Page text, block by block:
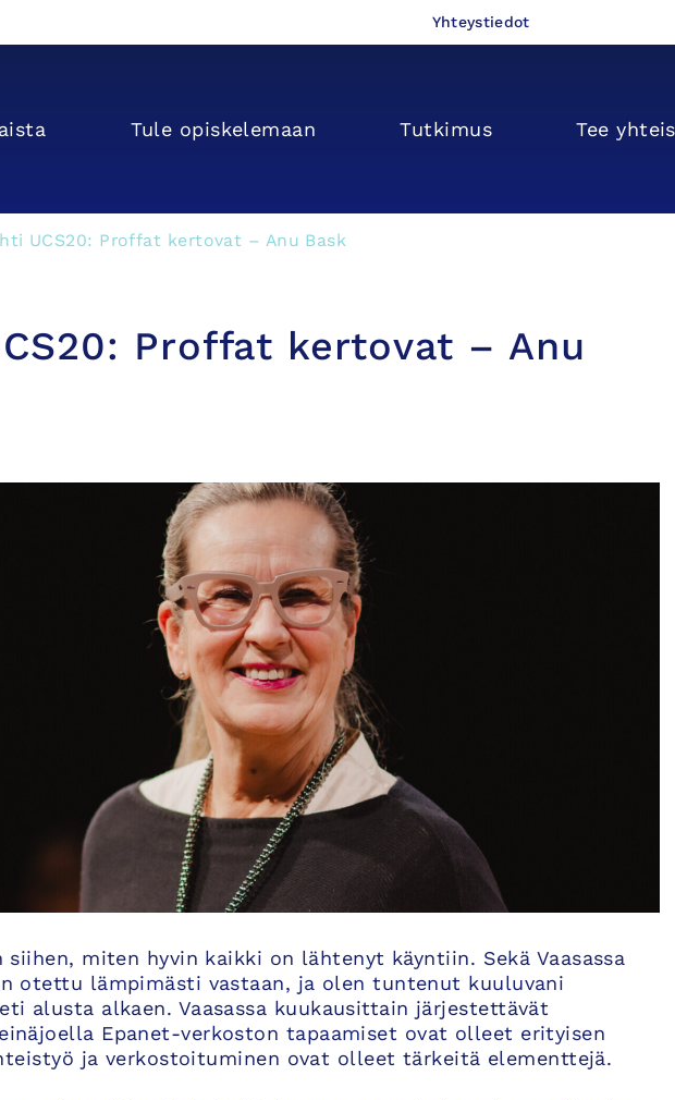
Yhteystiedot
Tule opiskelemaan Tutkimus Tee
UCS20: Proffat kertovat – Anu Bask
Proffat kertovat – Anu
miten hyvin kaikki on lähtenyt käyntiin. Sekä Vaasassa
otettu lämpimästi vastaan, ja olen tuntenut kuuluvani
alusta alkaen. Vaasassa kuukausittain järjestettävät
Epanet-verkoston tapaamiset ovat olleet erityisen
ja verkostoituminen ovat olleet tärkeitä elementtejä.